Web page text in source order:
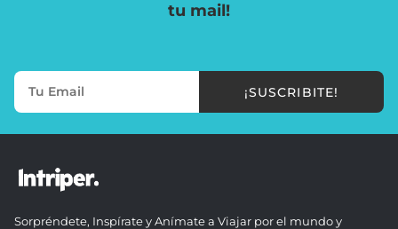
tu mail!
¡SUSCRIBITE!
Sorpréndete, Inspírate y Anímate a Viajar por el mundo y